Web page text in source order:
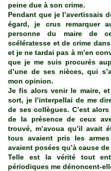
peine due à son crime.
Pendant que je l’avertissais
égard, je crus remarquer
personne du maire de
scélératesse et de crime
et je ne tardai pas à m’en
que je me suis procurés
d’une de ses nièces, qui
mon opinion.
Je fis alors venir le maire,
sort, je l’interpellai de me
de ses collègues. C’est
de la présence de ceux
trouvé, m’avoua qu’il avait
tous avaient pris les
avaient posées qu’à cause de
Telle est la vérité tout
périodiques me dénoncent-